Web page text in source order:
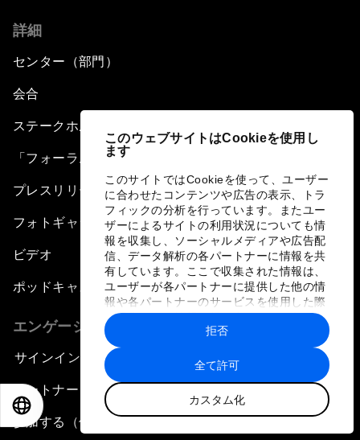
このウェブサイトはCookieを使用し
ます
このサイトではCookieを使って、ユーザー
に合わせたコンテンツや広告の表示、トラ
フィックの分析を行っています。またユー
ザーによるサイトの利用状況についても情
報を収集し、ソーシャルメディアや広告配
信、データ解析の各パートナーに情報を共
有しています。ここで収集された情報は、
ユーザーが各パートナーに提供した他の情
報や各パートナーのサービスを使用した際
に収集された情報と組み合わされ、各パー
トナーによって使用されることがありま
す。
全て許可
カスタム化
拒否
詳細
センター（部門）
会合
ステークホルダーのコミュニティ
「フォーラム・ストーリー」
プレスリリース
フォトギャラリー
ビデオ
ポッドキャスト
エンゲージメント
サインイン
パートナー（組織）について
参加する（個人、組織）